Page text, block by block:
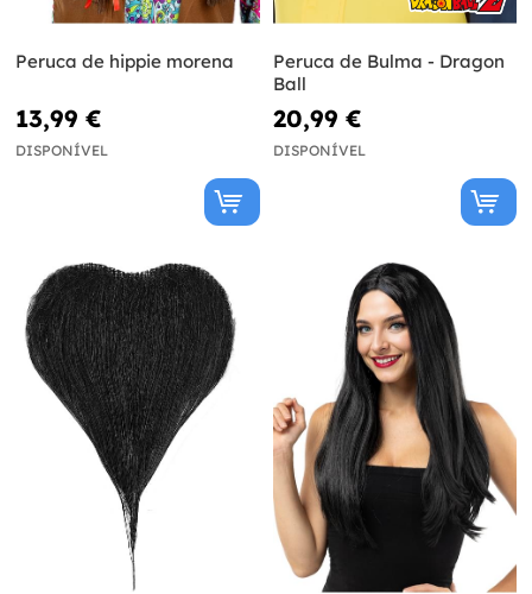
Peruca de hippie morena
13,99 €
DISPONÍVEL
Peruca de Bulma - Dragon
Ball
20,99 €
DISPONÍVEL